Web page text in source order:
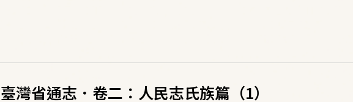
臺灣省通志．卷二：人民志氏族篇（1）